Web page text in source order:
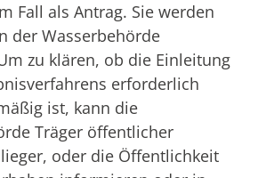
Fall als Antrag. Sie werden
der Wasserbehörde
zu klären, ob die Einleitung
erforderlich
ist, kann die
Träger öffentlicher
oder die Öffentlichkeit